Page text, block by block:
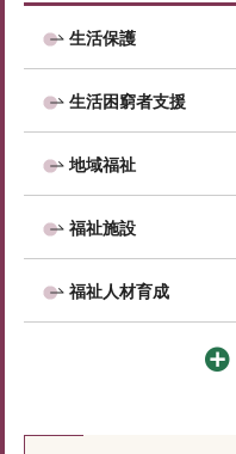
生活保護
生活困窮者支援
地域福祉
福祉施設
福祉人材育成